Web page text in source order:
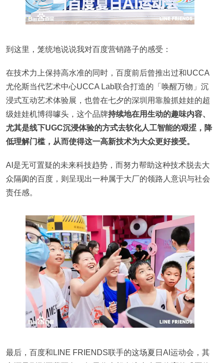
到这里，笼统地说说我对百度营销路子的感受：
在技术力上保持高水准的同时，百度前后曾推出过和UCCA
尤伦斯当代艺术中心UCCA Lab联合打造的「唤醒万物」沉
浸式互动艺术体验展，也曾在七夕的深圳用靠脸抓娃娃的超
级娃娃机博得噱头，这个品牌持续地在用生动的趣味内容、
尤其是线下UGC沉浸体验的方式去软化人工智能的艰涩，降
低理解门槛，从而使得这一高新技术为大众更好接受。
AI是无可置疑的未来科技趋势，而努力帮助这种技术脱去大
众隔阂的百度，则呈现出一种属于大厂的领路人意识与社会
责任感。
最后，百度和LINE FRIENDS联手的这场夏日AI运动会，其